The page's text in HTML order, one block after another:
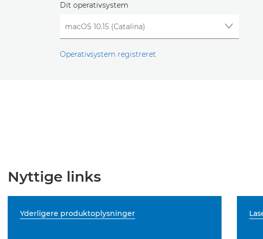
Dit operativsystem
Operativsystem registreret
Nyttige links
Yderligere produktoplysninger